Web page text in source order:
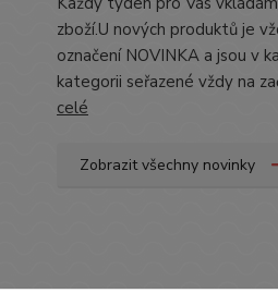
zboží.U nových produktů je
označení NOVINKA a jsou v
kategorii seřazené vždy na
celé
Zobrazit všechny novinky